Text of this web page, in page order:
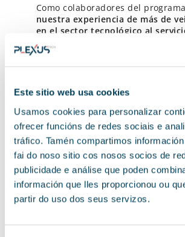
Este sitio web usa cookies
Usamos cookies para personalizar
ofrecer funcións de redes sociais e
tráfico. Tamén compartimos
fai do noso sitio cos nosos socios de
publicidade e análise que poden
información que lles proporcionou ou
partir do uso dos seus servizos.
Como colaboradores del
nuestra experiencia de más de
en el sector tecnológico al
beneficiarios de la iniciativa
todos aquellos que lo deseéis,
Un programa para pymes
industriales
Para poder ser beneficiario del
Activa Industria 4.0,tienes que
industrial(divisiones 10 a 32,
inclusive, del CNAE-2009). Si
requisito, y estás al día en las